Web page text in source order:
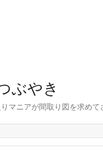
ぶやき
マニアが間取り図を求めて